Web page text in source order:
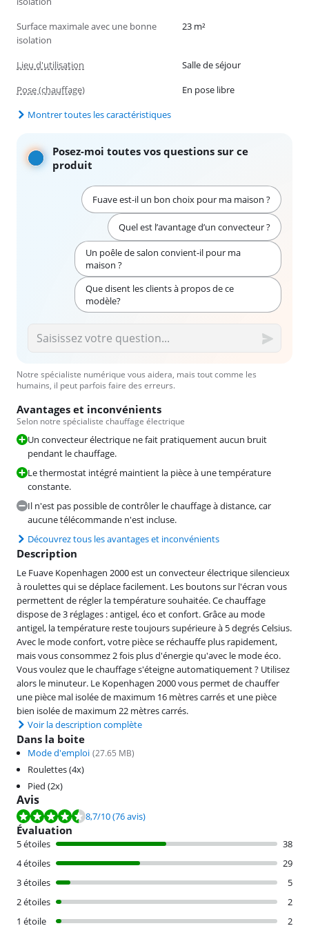
Surface maximale avec une bonne
isolation
23 m²
Lieu d'utilisation
Salle de séjour
Pose (chauffage)
En pose libre
Montrer toutes les caractéristiques
Posez-moi toutes vos questions sur ce
produit
Fuave est-il un bon choix pour ma maison ?
Quel est l’avantage d’un convecteur ?
Un poêle de salon convient-il pour ma
maison ?
Que disent les clients à propos de ce
modèle?
Notre spécialiste numérique vous aidera, mais tout comme les
humains, il peut parfois faire des erreurs.
Avantages et inconvénients
Selon notre spécialiste chauffage électrique
Un convecteur électrique ne fait pratiquement aucun bruit
pendant le chauffage.
Le thermostat intégré maintient la pièce à une température
constante.
Il n'est pas possible de contrôler le chauffage à distance, car
aucune télécommande n'est incluse.
Découvrez tous les avantages et inconvénients
Description
Le Fuave Kopenhagen 2000 est un convecteur électrique silencieux
à roulettes qui se déplace facilement. Les boutons sur l'écran vous
permettent de régler la température souhaitée. Ce chauffage
dispose de 3 réglages : antigel, éco et confort. Grâce au mode
antigel, la température reste toujours supérieure à 5 degrés Celsius.
Avec le mode confort, votre pièce se réchauffe plus rapidement,
mais vous consommez 2 fois plus d'énergie qu'avec le mode éco.
Vous voulez que le chauffage s'éteigne automatiquement ? Utilisez
alors le minuteur. Le Kopenhagen 2000 vous permet de chauffer
une pièce mal isolée de maximum 16 mètres carrés et une pièce
bien isolée de maximum 22 mètres carrés.
Voir la description complète
Dans la boite
Mode d'emploi (27.65 MB)
Roulettes (4x)
Pied (2x)
Avis
La note est de 8,7 sur 10, basée sur 76 avis.
8,7/10(76 avis)
Évaluation
5 étoiles
38
4 étoiles
29
3 étoiles
5
2 étoiles
2
1 étoile
2